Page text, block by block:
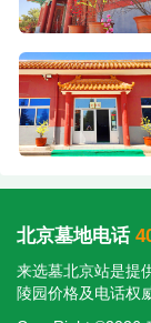
龙皇家陵园为
请下载高
面左下角点击“
——百兴路——
陵园
北京墓地电话
来选墓北京站是提
陵园价格及电话权